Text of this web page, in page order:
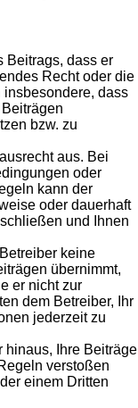
Beitrags, dass er
Recht oder die
dass
bzw. zu
aus. Bei
oder
kann der
oder dauerhaft
und Ihnen
keine
übernimmt,
er nicht zur
dem Betreiber, Ihr
jederzeit zu
hinaus, Ihre Beiträge
verstoßen
einem Dritten